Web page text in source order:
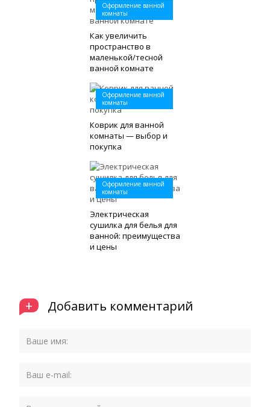
Оформление ванной
комнаты
Как увеличить
пространство в
маленькой/тесной
ванной комнате
Оформление ванной
комнаты
Коврик для ванной
комнаты — выбор и
покупка
Оформление ванной
комнаты
Электрическая
сушилка для белья для
ванной: преимущества
и цены
+ Добавить комментарий